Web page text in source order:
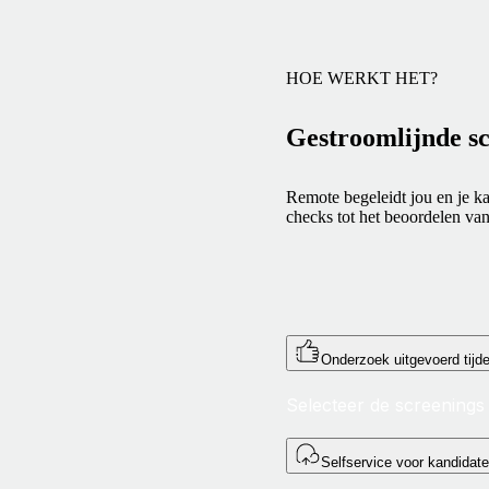
HOE WERKT HET?
Gestroomlijnde
Remote begeleidt jou en je
checks tot het beoordelen
Onderzoek uitgevoerd
Selfservice voor